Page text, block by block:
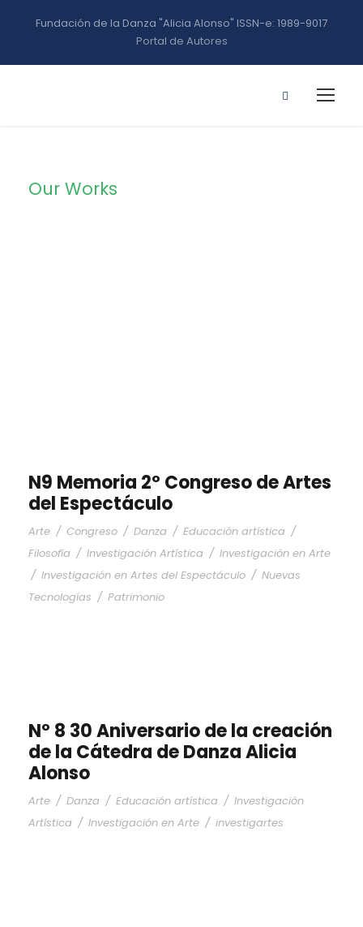
Fundación de la Danza "Alicia Alonso" ISSN-e: 1989-9017
Portal de Autores
Our Works
N9 Memoria 2º Congreso de Artes
del Espectáculo
Arte / Congreso / Danza / Educación artística /
Filosofía / Investigación Artística / Investigación en Arte
/ Investigación en Artes del Espectáculo / Nuevas
Tecnologías / Patrimonio
Nº 8 30 Aniversario de la creación
de la Cátedra de Danza Alicia
Alonso
Arte / Danza / Educación artística / Investigación
Artística / Investigación en Arte / investigartes